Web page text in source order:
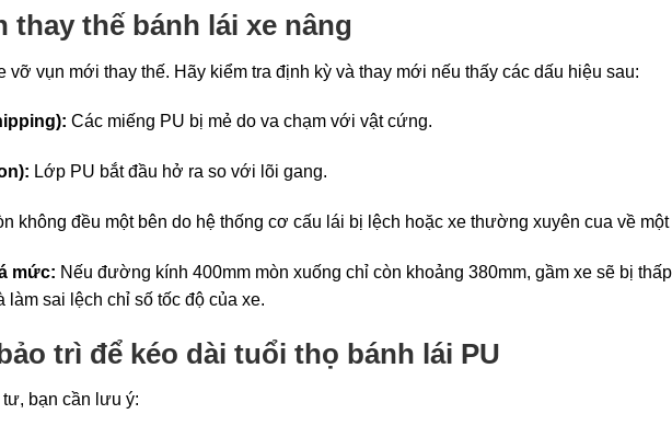
thay thế bánh lái xe nâng
vụn mới thay thế. Hãy kiểm tra định kỳ và thay mới nếu thấy các dấu hiệu sau:
Các miếng PU bị mẻ do va chạm với vật cứng.
Lớp PU bắt đầu hở ra so với lõi gang.
không đều một bên do hệ thống cơ cấu lái bị lệch hoặc xe thường xuyên cua về một
mức: Nếu đường kính 400mm mòn xuống chỉ còn khoảng 380mm, gầm xe sẽ bị
làm sai lệch chỉ số tốc độ của xe.
trì để kéo dài tuổi thọ bánh lái PU
bạn cần lưu ý: